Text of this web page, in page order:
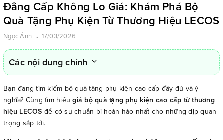
Đẳng Cấp Không Lo Giá: Khám Phá Bộ
Quà Tặng Phụ Kiện Từ Thương Hiệu LECOS
Ngọc Ánh 17/03/2026
Các nội dung chính
Bạn đang tìm kiếm bộ quà tặng phụ kiện cao cấp đầy đủ và ý
nghĩa? Cùng tìm hiểugiá bộ quà tặng phụ kiện cao cấp từ thương
hiệu LECOS để có sự chuẩn bị hoàn hảo nhất cho những dịp quan
trọng sắp tới.